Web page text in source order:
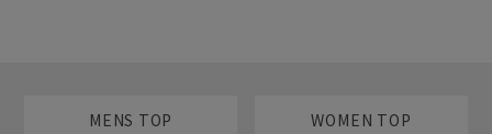
MENS TOP WOMEN TOP